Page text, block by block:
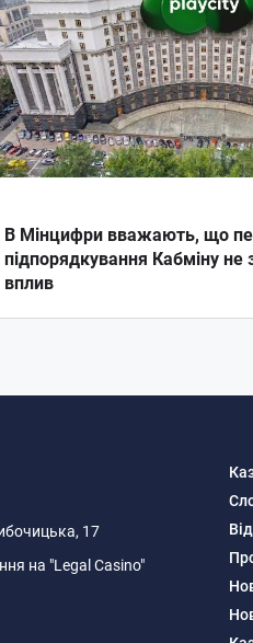
В Мінцифри вважають, що
підпорядкування Кабміну не
вплив
17
на "Legal Casino"